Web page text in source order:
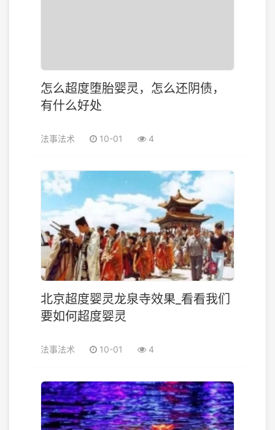
怎么超度堕胎婴灵，怎么还阴债，
有什么好处
法事法术 10-01 4
北京超度婴灵龙泉寺效果_看看我们
要如何超度婴灵
法事法术 10-01 4